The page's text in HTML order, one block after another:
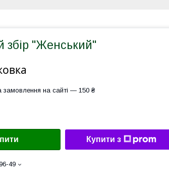
збір "Женський"
замовлення на сайті — 150 ₴
Купити з
49